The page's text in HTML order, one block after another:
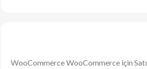
WooCommerce WooCommerce için